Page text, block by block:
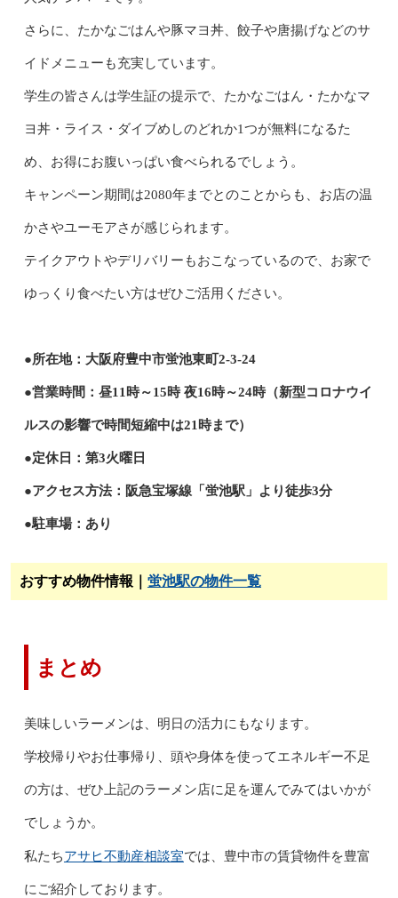
さらに、たかなごはんや豚マヨ丼、餃子や唐揚げなどのサ
イドメニューも充実しています。
学生の皆さんは学生証の提示で、たかなごはん・たかなマ
ヨ丼・ライス・ダイブめしのどれか1つが無料になるた
め、お得にお腹いっぱい食べられるでしょう。
キャンペーン期間は2080年までとのことからも、お店の温
かさやユーモアさが感じられます。
テイクアウトやデリバリーもおこなっているので、お家で
ゆっくり食べたい方はぜひご活用ください。
●所在地：大阪府豊中市蛍池東町2-3-24
●営業時間：昼11時～15時 夜16時～24時（新型コロナウイ
ルスの影響で時間短縮中は21時まで）
●定休日：第3火曜日
●アクセス方法：阪急宝塚線「蛍池駅」より徒歩3分
●駐車場：あり
おすすめ物件情報｜ 蛍池駅の物件一覧
まとめ
美味しいラーメンは、明日の活力にもなります。
学校帰りやお仕事帰り、頭や身体を使ってエネルギー不足
の方は、ぜひ上記のラーメン店に足を運んでみてはいかが
でしょうか。
私たちアサヒ不動産相談室では、豊中市の賃貸物件を豊富
にご紹介しております。